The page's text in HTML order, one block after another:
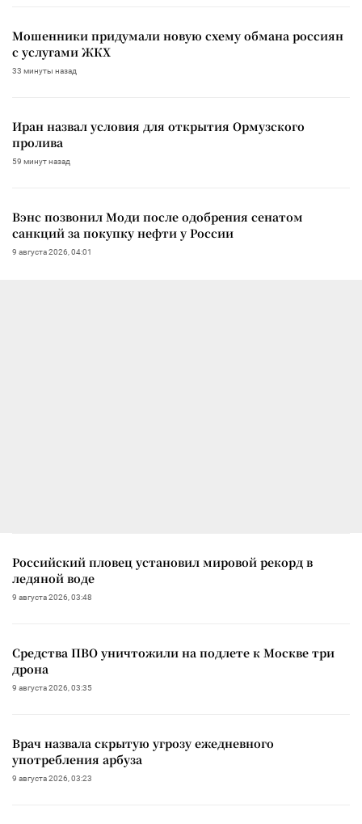
Мошенники придумали новую схему обмана россиян
с услугами ЖКХ
33 минуты назад
Иран назвал условия для открытия Ормузского
пролива
59 минут назад
Вэнс позвонил Моди после одобрения сенатом
санкций за покупку нефти у России
9 августа 2026, 04:01
Российский пловец установил мировой рекорд в
ледяной воде
9 августа 2026, 03:48
Средства ПВО уничтожили на подлете к Москве три
дрона
9 августа 2026, 03:35
Врач назвала скрытую угрозу ежедневного
употребления арбуза
9 августа 2026, 03:23